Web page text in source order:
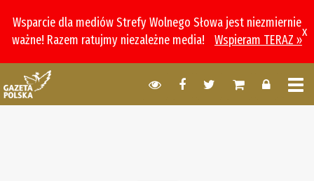
Wsparcie dla mediów Strefy Wolnego Słowa jest niezmiernie
ważne! Razem ratujmy niezależne media!
Wspieram TERAZ »
x